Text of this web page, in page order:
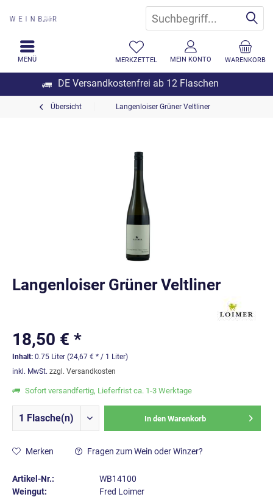
DE Versandkostenfrei ab 12 Flaschen
WARENKORB
MERKZETTEL MEIN KONTO
MENÜ
Übersicht Langenloiser Grüner Veltliner
Langenloiser Grüner Veltliner
18,50 € *
Inhalt: 0.75 Liter (24,67 € * / 1 Liter)
inkl. MwSt. zzgl. Versandkosten
Sofort versandfertig, Lieferfrist ca. 1-3 Werktage
In den Warenkorb
Merken Fragen zum Wein oder Winzer?
Artikel-Nr.:
WB14100
Weingut:
Fred Loimer